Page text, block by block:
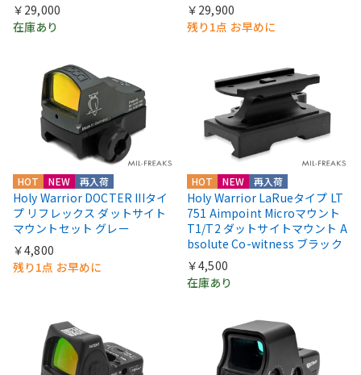
￥29,000
在庫あり
￥29,900
残り1点 お早めに
HOT NEW 再入荷
Holy Warrior DOCTER IIIタイ
プ リフレックス ダットサイト
マウントセット グレー
￥4,800
残り1点 お早めに
HOT NEW 再入荷
Holy Warrior LaRueタイプ LT
751 Aimpoint Microマウント
T1/T2 ダットサイトマウント A
bsolute Co-witness ブラック
￥4,500
在庫あり